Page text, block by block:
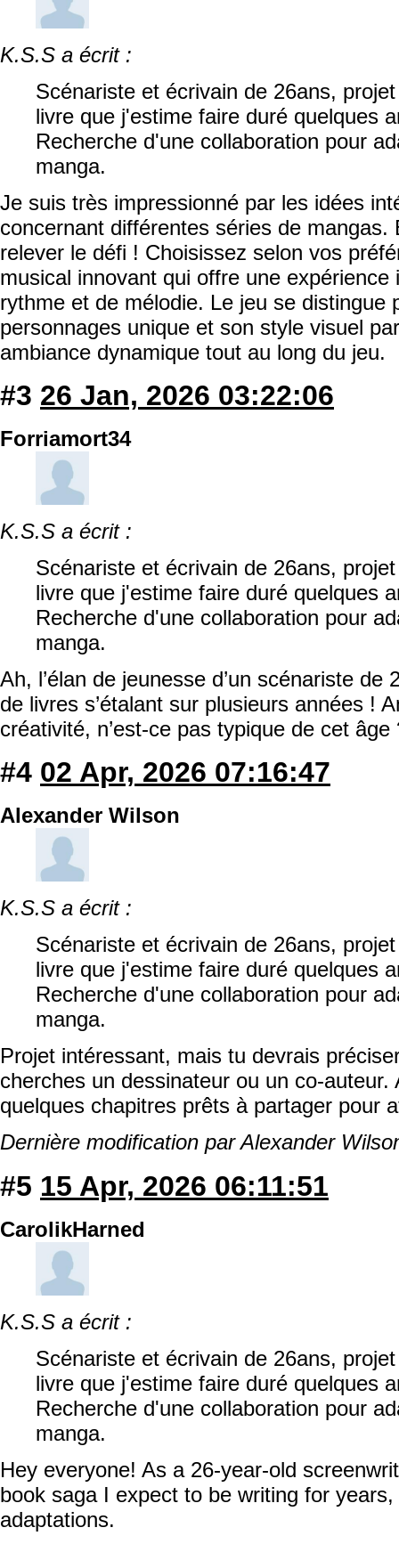
K.S.S a écrit :
Scénariste et écrivain de 26ans,
livre que j'estime faire duré quelques
Recherche d'une collaboration pour
manga.
Je suis très impressionné par les idées
concernant différentes séries de
relever le défi ! Choisissez selon vos
musical innovant qui offre une
rythme et de mélodie. Le jeu se distingue
personnages unique et son style visuel
ambiance dynamique tout au long du jeu.
#3 26 Jan, 2026 03:22:06
Forriamort34
K.S.S a écrit :
Scénariste et écrivain de 26ans,
livre que j'estime faire duré quelques
Recherche d'une collaboration pour
manga.
Ah, l’élan de jeunesse d’un scénariste
de livres s’étalant sur plusieurs années !
créativité, n’est-ce pas typique de cet âge
#4 02 Apr, 2026 07:16:47
Alexander Wilson
K.S.S a écrit :
Scénariste et écrivain de 26ans,
livre que j'estime faire duré quelques
Recherche d'une collaboration pour
manga.
Projet intéressant, mais tu devrais
cherches un dessinateur ou un co-
quelques chapitres prêts à partager pour
Dernière modification par Alexander
#5 15 Apr, 2026 06:11:51
CarolikHarned
K.S.S a écrit :
Scénariste et écrivain de 26ans,
livre que j'estime faire duré quelques
Recherche d'une collaboration pour
manga.
Hey everyone! As a 26-year-old
book saga I expect to be writing for
adaptations.